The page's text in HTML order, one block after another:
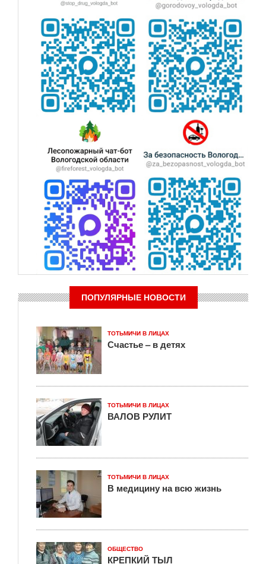
ПОПУЛЯРНЫЕ НОВОСТИ
ТОТЬМИЧИ В ЛИЦАХ
Счастье – в детях
ТОТЬМИЧИ В ЛИЦАХ
ВАЛОВ РУЛИТ
ТОТЬМИЧИ В ЛИЦАХ
В медицину на всю жизнь
ОБЩЕСТВО
КРЕПКИЙ ТЫЛ